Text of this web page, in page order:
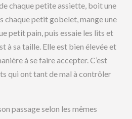
chaque petite assiette, boit une
chaque petit gobelet, mange une
petit pain, puis essaie les lits et
à sa taille. Elle est bien élevée et
à se faire accepter. C’est
qui ont tant de mal à contrôler
passage selon les mêmes